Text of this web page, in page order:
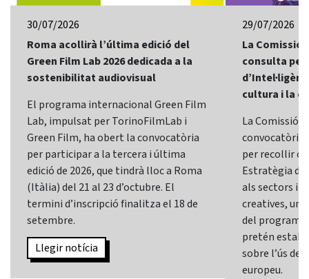
30/07/2026
Roma acollirà l’última edició del
Green Film Lab 2026 dedicada a la
sostenibilitat audiovisual
El programa internacional Green Film
Lab, impulsat per TorinoFilmLab i
Green Film, ha obert la convocatòria
per participar a la tercera i última
edició de 2026, que tindrà lloc a Roma
(Itàlia) del 21 al 23 d’octubre. El
termini d’inscripció finalitza el 18 de
setembre.
Llegir notícia
29/07/2026
La Comissió
consulta
cultura i la
La Comissió
convocatòria
per recollir
Estratègia
als sectors i
creatives,
del programa
pretén
sobre l’ús de
europeu.